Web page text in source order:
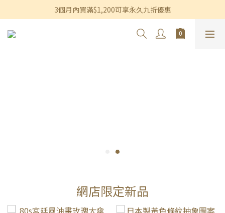
香港及澳門訂單滿$600即享免運費優惠
3個月內買滿$1,200可享永久九折優惠
香港及澳門訂單滿$600即享免運費優惠
網店限定新品